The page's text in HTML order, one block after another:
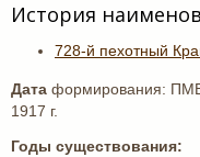
История
728-й пехотный
Дата формирования:
1917 г.
Годы существования: